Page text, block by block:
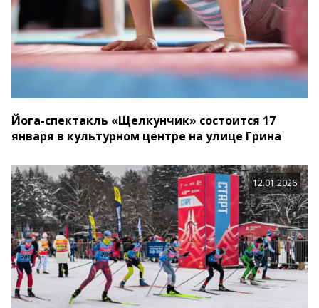
Йога-спектакль «Щелкунчик» состоится 17
января в культурном центре на улице Грина
12.01.2026